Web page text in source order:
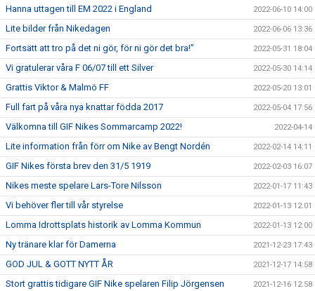
Hanna uttagen till EM 2022 i England 2022-06-10 14:00
Lite bilder från Nikedagen 2022-06-06 13:36
Fortsätt att tro på det ni gör, för ni gör det bra!” 2022-05-31 18:04
Vi gratulerar våra F 06/07 till ett Silver 2022-05-30 14:14
Grattis Viktor & Malmö FF 2022-05-20 13:01
Full fart på våra nya knattar födda 2017 2022-05-04 17:56
Välkomna till GIF Nikes Sommarcamp 2022! 2022-04-14
Lite information från förr om Nike av Bengt Nordén 2022-02-14 14:11
GIF Nikes första brev den 31/5 1919 2022-02-03 16:07
Nikes meste spelare Lars-Tore Nilsson 2022-01-17 11:43
Vi behöver fler till vår styrelse 2022-01-13 12:01
Lomma Idrottsplats historik av Lomma Kommun 2022-01-13 12:00
Ny tränare klar för Damerna 2021-12-23 17:43
GOD JUL & GOTT NYTT ÅR 2021-12-17 14:58
Stort grattis tidigare GIF Nike spelaren Filip Jörgensen 2021-12-16 12:58